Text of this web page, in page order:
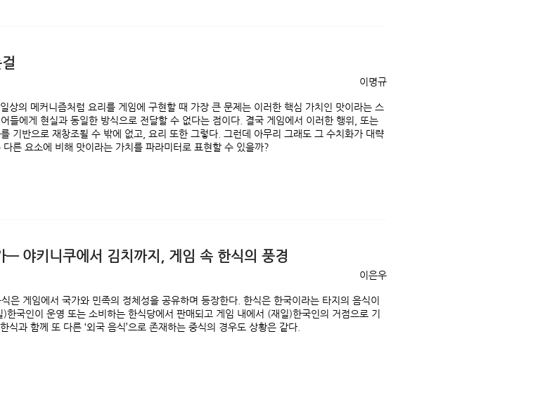
이명규
상의 메커니즘처럼 요리를 게임에 구현할 때 가장 큰 문제는 이러한 핵심 가치인 맛이라는 스
들에게 현실과 동일한 방식으로 전달할 수 없다는 점이다. 결국 게임에서 이러한 행위, 또는
기반으로 재창조될 수 밖에 없고, 요리 또한 그렇다. 그런데 아무리 그래도 그 수치화가 대략
다른 요소에 비해 맛이라는 가치를 파라미터로 표현할 수 있을까?
― 야키니쿠에서 김치까지, 게임 속 한식의 풍경
이은우
은 게임에서 국가와 민족의 정체성을 공유하며 등장한다. 한식은 한국이라는 타지의 음식이
한국인이 운영 또는 소비하는 한식당에서 판매되고 게임 내에서 (재일)한국인의 거점으로 기
식과 함께 또 다른 ‘외국 음식’으로 존재하는 중식의 경우도 상황은 같다.